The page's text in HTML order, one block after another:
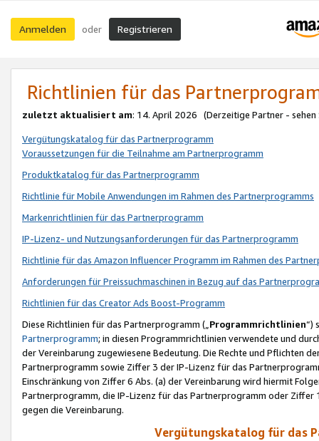
Anmelden oder Registrieren
Richtlinien für das
zuletzt aktualisiert am: 14. April 2026 (Derzeitige Partner - sehen
Vergütungskatalog für das Partnerprogramm
Voraussetzungen für die Teilnahme am Partnerprogramm
Produktkatalog für das Partnerprogramm
Richtlinie für Mobile Anwendungen im Rahmen des Partnerprogramms
Markenrichtlinien für das Partnerprogramm
IP-Lizenz- und Nutzungsanforderungen für das Partnerprogramm
Richtlinie für das Amazon Influencer Programm im Rahmen des
Anforderungen für Preissuchmaschinen in Bezug auf das
Richtlinien für das Creator Ads Boost-Programm
Diese Richtlinien für das Partnerprogramm („Programmrichtlinien“)
Partnerprogramm; in diesen Programmrichtlinien verwendete und
der Vereinbarung zugewiesene Bedeutung. Die Rechte und Pflichten
Partnerprogramm sowie Ziffer 3 der IP-Lizenz für das
Einschränkung von Ziffer 6 Abs. (a) der Vereinbarung wird hiermit
Partnerprogramm, die IP-Lizenz für das Partnerprogramm oder
gegen die Vereinbarung.
Vergütungskatalog für das